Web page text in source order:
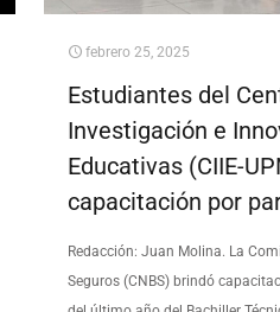
febrero 25, 2025
Estudiantes del
Investigación e
Educativas (CIIE-
capacitación por
Redacción: Juan Molina. La
Seguros (CNBS) brindó